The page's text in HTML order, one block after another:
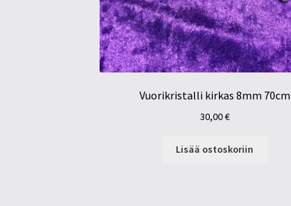
Vuorikristalli kirkas 8mm 70cm
30,00€
Lisää ostoskoriin